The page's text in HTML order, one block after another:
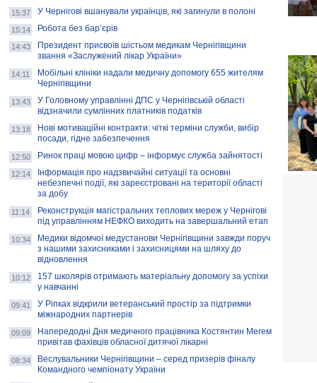
Золота тварина: видання Forbes
написало про чернігівця Патрона: хто і
скільки на ньому заробляє? І куди
витрачають?
15:37 У Чернігові вшанували українців, які загинули в полоні
15:14 Робота без бар’єрів
14:43
Президент присвоїв шістьом медикам Чернігівщини
звання «Заслужений лікар України»
14:11
Мобільні клініки надали медичну допомогу 655 жителям
Чернігівщини
13:43
У Головному управлінні ДПС у Чернігівській області
відзначили сумлінних платників податків
13:18
Нові мотиваційні контракти: чіткі терміни служби, вибір
посади, гідне забезпечення
12:50 Ринок праці мовою цифр – інформує служба зайнятості
12:14
Інформація про надзвичайні ситуації та основні
небезпечні події, які зареєстровані на території області
за добу
11:14
Реконструкція магістральних теплових мереж у Чернігові
під управлінням НЕФКО виходить на завершальний етап
10:34
Медики відомчої медустанови Чернігівщини завжди поруч
з нашими захисниками і захисницями на шляху до
відновлення
10:12
157 школярів отримають матеріальну допомогу за успіхи
у навчанні
09:41
У Ріпках відкрили ветеранський простір за підтримки
міжнародних партнерів
09:09
Напередодні Дня медичного працівника Костянтин Мегем
привітав фахівців обласної дитячої лікарні
08:34
Веслувальники Чернігівщини – серед призерів фіналу
Командного чемпіонату України